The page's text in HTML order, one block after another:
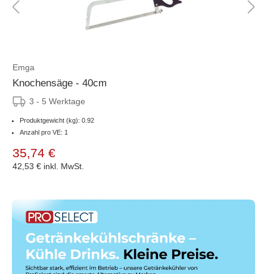
Emga
Knochensäge - 40cm
3 - 5 Werktage
Produktgewicht (kg): 0.92
Anzahl pro VE: 1
35,74 €
42,53 € inkl. MwSt.